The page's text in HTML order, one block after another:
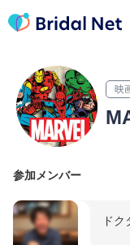
映
参加メンバー
ドク